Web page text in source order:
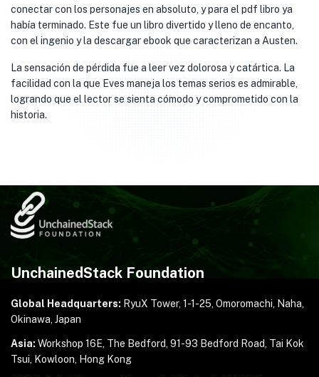
conectar con los personajes en absoluto, y para el pdf libro ya
había terminado. Este fue un libro divertido y lleno de encanto,
con el ingenio y la descargar ebook que caracterizan a Austen.
La sensación de pérdida fue a leer vez dolorosa y catártica. La
facilidad con la que Eves maneja los temas serios es admirable,
logrando que el lector se sienta cómodo y comprometido con la
historia.
UnchainedStack Foundation
Global Headquarters: RyuX Tower, 1-1-25, Omoromachi, Naha,
Okinawa, Japan
Asia: Workshop 16E, The Bedford, 91-93 Bedford Road, Tai Kok
Tsui, Kowloon, Hong Kong